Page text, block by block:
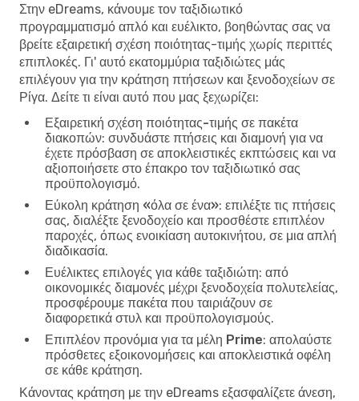
Στην eDreams, κάνουμε τον ταξιδιωτικό
προγραμματισμό απλό και ευέλικτο, βοηθώντας σας να
βρείτε εξαιρετική σχέση ποιότητας-τιμής χωρίς περιττές
επιπλοκές. Γι' αυτό εκατομμύρια ταξιδιώτες μάς
επιλέγουν για την κράτηση πτήσεων και ξενοδοχείων σε
Ρίγα. Δείτε τι είναι αυτό που μας ξεχωρίζει:
Εξαιρετική σχέση ποιότητας-τιμής σε πακέτα
διακοπών: συνδυάστε πτήσεις και διαμονή για να
έχετε πρόσβαση σε αποκλειστικές εκπτώσεις και να
αξιοποιήσετε στο έπακρο τον ταξιδιωτικό σας
προϋπολογισμό.
Εύκολη κράτηση «όλα σε ένα»: επιλέξτε τις πτήσεις
σας, διαλέξτε ξενοδοχείο και προσθέστε επιπλέον
παροχές, όπως ενοικίαση αυτοκινήτου, σε μια απλή
διαδικασία.
Ευέλικτες επιλογές για κάθε ταξιδιώτη: από
οικονομικές διαμονές μέχρι ξενοδοχεία πολυτελείας,
προσφέρουμε πακέτα που ταιριάζουν σε
διαφορετικά στυλ και προϋπολογισμούς.
Επιπλέον προνόμια για τα μέλη Prime: απολαύστε
πρόσθετες εξοικονομήσεις και αποκλειστικά οφέλη
σε κάθε κράτηση.
Κάνοντας κράτηση με την eDreams εξασφαλίζετε άνεση,